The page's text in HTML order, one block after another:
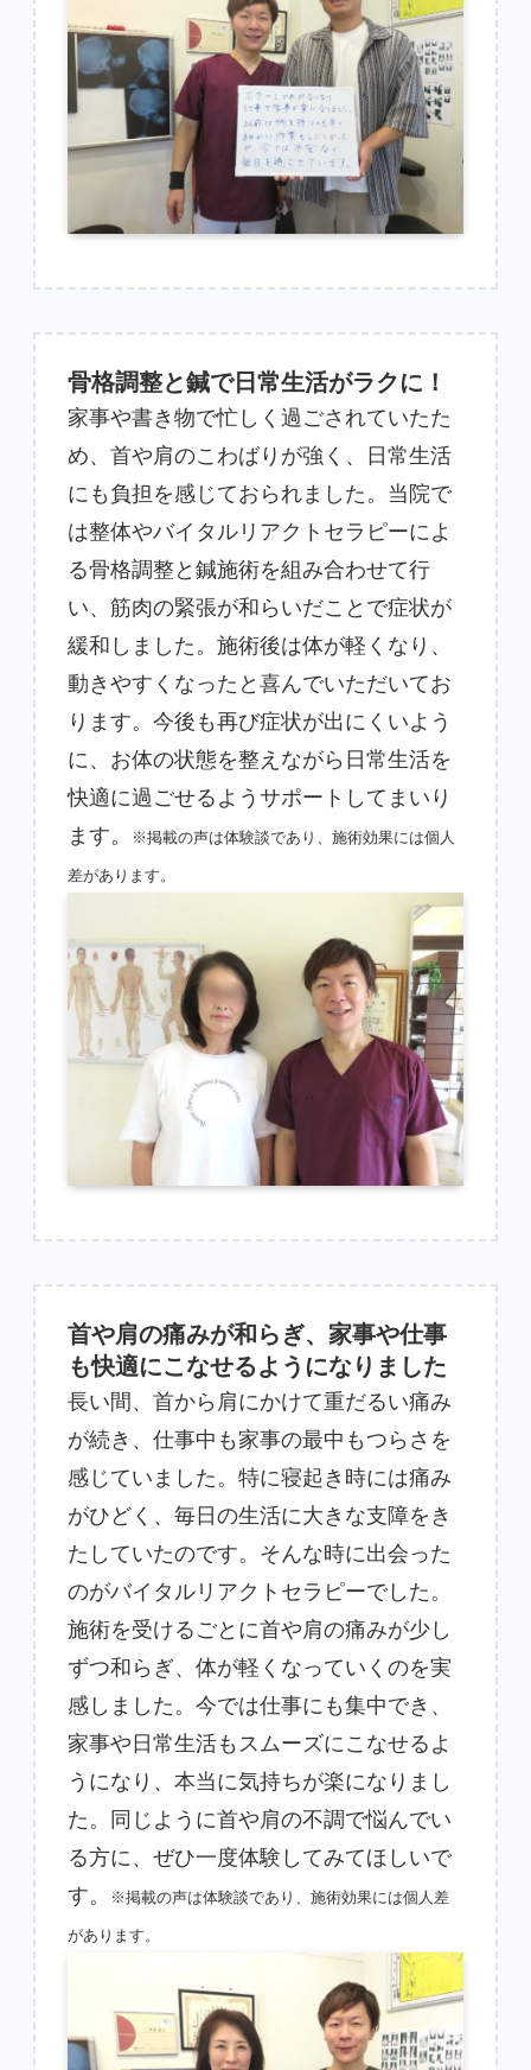
骨格調整と鍼で日常生活がラクに！
家事や書き物で忙しく過ごされていたた
め、首や肩のこわばりが強く、日常生活
にも負担を感じておられました。当院で
は整体やバイタルリアクトセラピーによ
る骨格調整と鍼施術を組み合わせて行
い、筋肉の緊張が和らいだことで症状が
緩和しました。施術後は体が軽くなり、
動きやすくなったと喜んでいただいてお
ります。今後も再び症状が出にくいよう
に、お体の状態を整えながら日常生活を
快適に過ごせるようサポートしてまいり
ます。
※掲載の声は体験談であり、施術効果には個人
差があります。
首や肩の痛みが和らぎ、家事や仕事
も快適にこなせるようになりました
長い間、首から肩にかけて重だるい痛み
が続き、仕事中も家事の最中もつらさを
感じていました。特に寝起き時には痛み
がひどく、毎日の生活に大きな支障をき
たしていたのです。そんな時に出会った
のがバイタルリアクトセラピーでした。
施術を受けるごとに首や肩の痛みが少し
ずつ和らぎ、体が軽くなっていくのを実
感しました。今では仕事にも集中でき、
家事や日常生活もスムーズにこなせるよ
うになり、本当に気持ちが楽になりまし
た。同じように首や肩の不調で悩んでい
る方に、ぜひ一度体験してみてほしいで
す。
※掲載の声は体験談であり、施術効果には個人差
があります。